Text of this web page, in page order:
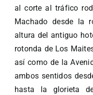
al corte al tráfico
Machado desde la
altura del antiguo
rotonda de Los
así como de la
ambos sentidos
hasta la glorieta